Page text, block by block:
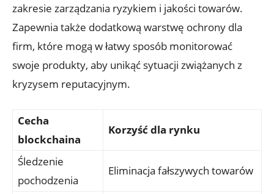
zakresie zarządzania ryzykiem i jakości‍ towarów.
Zapewnia także dodatkową warstwę⁢ ochrony dla
firm, które mogą w łatwy sposób monitorować
swoje produkty, aby ⁣unikąć sytuacji zwiążanych z
kryzysem reputacyjnym.
Cecha
blockchaina
Korzyść⁢ dla rynku
Śledzenie
pochodzenia
Eliminacja fałszywych towarów